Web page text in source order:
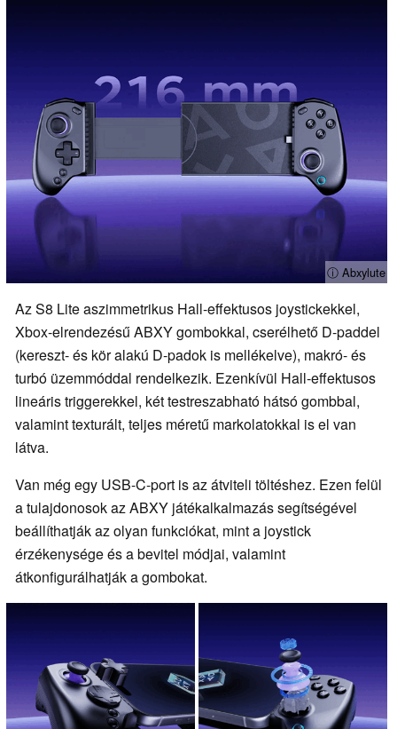
ⓘ Abxylute
Az S8 Lite aszimmetrikus Hall-effektusos joystickekkel,
Xbox-elrendezésű ABXY gombokkal, cserélhető D-paddel
(kereszt- és kör alakú D-padok is mellékelve), makró- és
turbó üzemmóddal rendelkezik. Ezenkívül Hall-effektusos
lineáris triggerekkel, két testreszabható hátsó gombbal,
valamint texturált, teljes méretű markolatokkal is el van
látva.
Van még egy USB-C-port is az átviteli töltéshez. Ezen felül
a tulajdonosok az ABXY játékalkalmazás segítségével
beállíthatják az olyan funkciókat, mint a joystick
érzékenysége és a bevitel módjai, valamint
átkonfigurálhatják a gombokat.